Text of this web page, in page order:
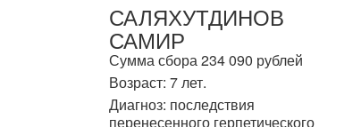
САЛЯХУТДИНОВ
САМИР
Сумма сбора 234 090 рублей
Возраст: 7 лет.
Диагноз: последствия
перенесенного герпетического